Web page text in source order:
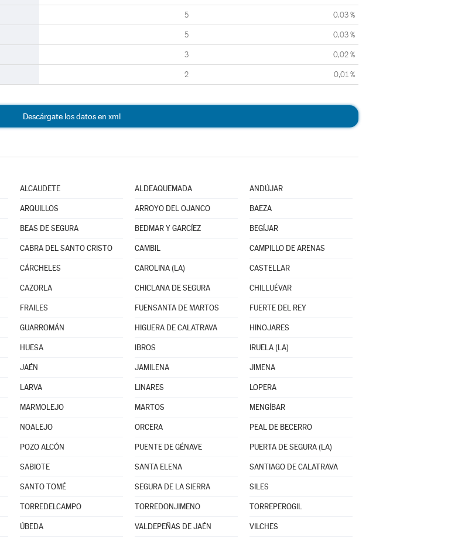
5 0,03 %
5 0,03 %
3 0,02 %
2 0,01 %
Descárgate los datos en xml
ALCAUDETE ALDEAQUEMADA ANDÚJAR
ARQUILLOS ARROYO DEL OJANCO BAEZA
BEAS DE SEGURA BEDMAR Y GARCÍEZ BEGÍJAR
CABRA DEL SANTO CRISTO CAMBIL CAMPILLO DE ARENAS
CÁRCHELES CAROLINA (LA) CASTELLAR
CAZORLA CHICLANA DE SEGURA CHILLUÉVAR
FRAILES FUENSANTA DE MARTOS FUERTE DEL REY
GUARROMÁN HIGUERA DE CALATRAVA HINOJARES
HUESA IBROS IRUELA (LA)
JAÉN JAMILENA JIMENA
LARVA LINARES LOPERA
MARMOLEJO MARTOS MENGÍBAR
NOALEJO ORCERA PEAL DE BECERRO
POZO ALCÓN PUENTE DE GÉNAVE PUERTA DE SEGURA (LA)
SABIOTE SANTA ELENA SANTIAGO DE CALATRAVA
SANTO TOMÉ SEGURA DE LA SIERRA SILES
TORREDELCAMPO TORREDONJIMENO TORREPEROGIL
ÚBEDA VALDEPEÑAS DE JAÉN VILCHES